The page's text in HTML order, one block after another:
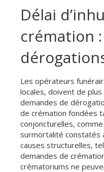
Délai
crémation
Les opérateurs
locales, doivent de
demandes de
de crémation fondées
conjoncturelles,
surmortalité constatés
causes structurelles,
demandes de
crématoriums ne